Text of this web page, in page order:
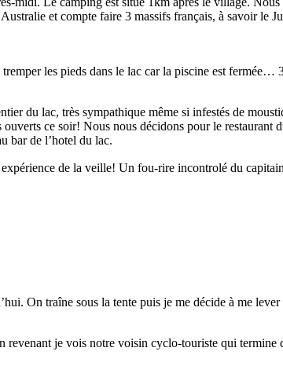
et compte faire 3 massifs français, à savoir le
les pieds dans le lac car la piscine est
du lac, très sympathique même si infestés de
ce soir! Nous nous décidons pour le
bar de l’hotel du lac.
de la veille! Un fou-rire incontrolé du
On traîne sous la tente puis je me décide à me
revenant je vois notre voisin cyclo-touriste qui